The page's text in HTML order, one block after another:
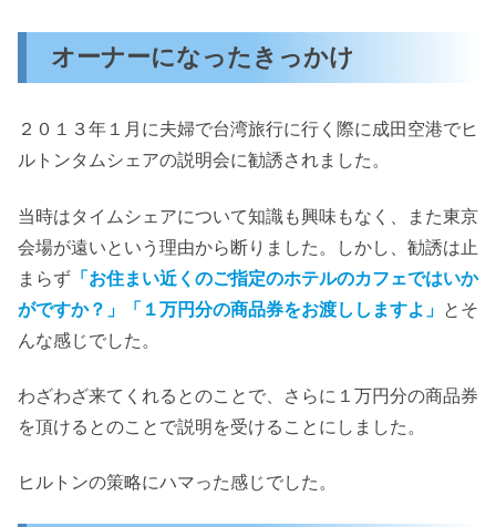
オーナーになったきっかけ
２０１３年１月に夫婦で台湾旅行に行く際に成田空港でヒ
ルトンタムシェアの説明会に勧誘されました。
当時はタイムシェアについて知識も興味もなく、また東京
会場が遠いという理由から断りました。しかし、勧誘は止
まらず 「お住まい近くのご指定のホテルのカフェではいか
がですか？」「１万円分の商品券をお渡ししますよ」 とそ
んな感じでした。
わざわざ来てくれるとのことで、さらに１万円分の商品券
を頂けるとのことで説明を受けることにしました。
ヒルトンの策略にハマった感じでした。